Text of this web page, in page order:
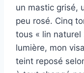
un mastic grisé,
peu rosé. Cinq
tous « lin naturel
lumière, mon
teint reposé